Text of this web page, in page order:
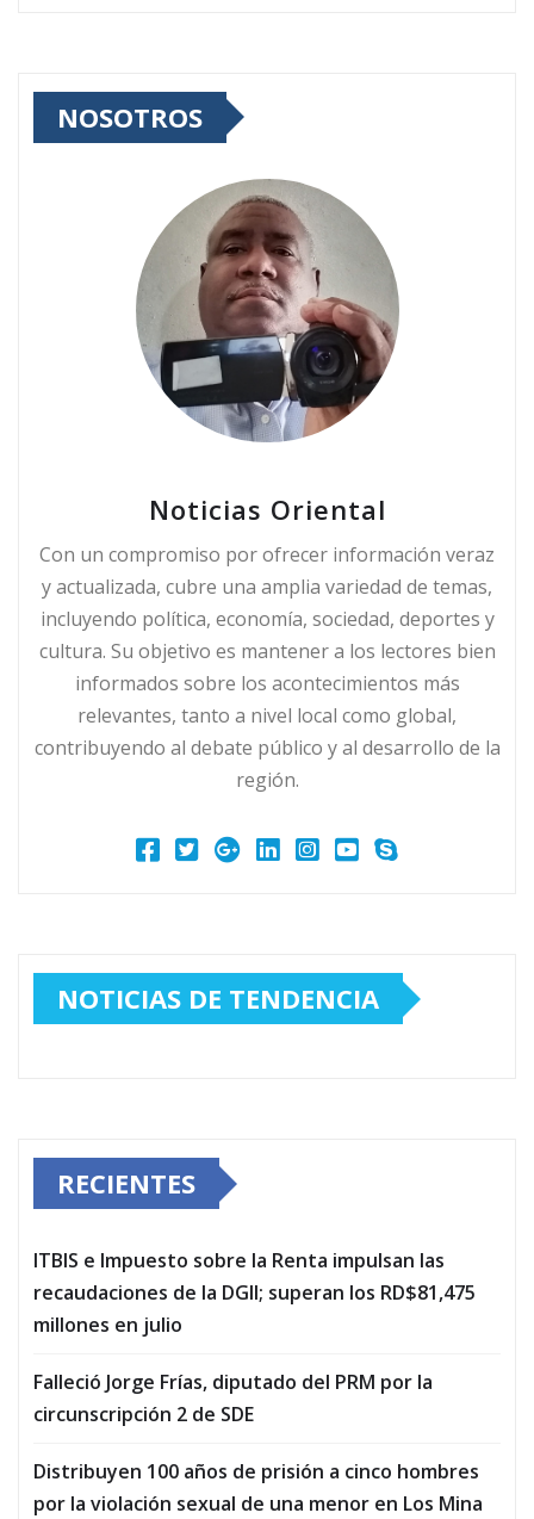
NOSOTROS
Noticias Oriental
Con un compromiso por ofrecer información veraz
y actualizada, cubre una amplia variedad de temas,
incluyendo política, economía, sociedad, deportes y
cultura. Su objetivo es mantener a los lectores bien
informados sobre los acontecimientos más
relevantes, tanto a nivel local como global,
contribuyendo al debate público y al desarrollo de la
región.
NOTICIAS DE TENDENCIA
RECIENTES
ITBIS e Impuesto sobre la Renta impulsan las
recaudaciones de la DGII; superan los RD$81,475
millones en julio
Falleció Jorge Frías, diputado del PRM por la
circunscripción 2 de SDE
Distribuyen 100 años de prisión a cinco hombres
por la violación sexual de una menor en Los Mina